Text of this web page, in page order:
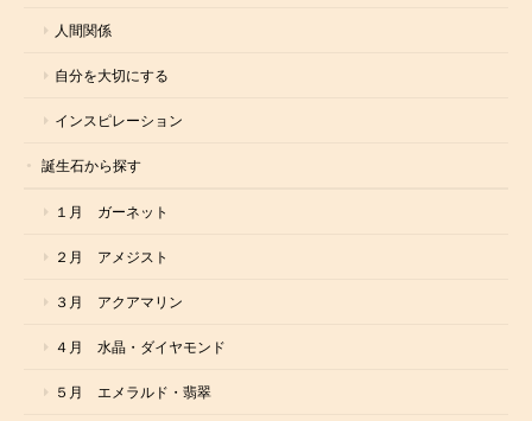
人間関係
自分を大切にする
インスピレーション
誕生石から探す
１月 ガーネット
２月 アメジスト
３月 アクアマリン
４月 水晶・ダイヤモンド
５月 エメラルド・翡翠